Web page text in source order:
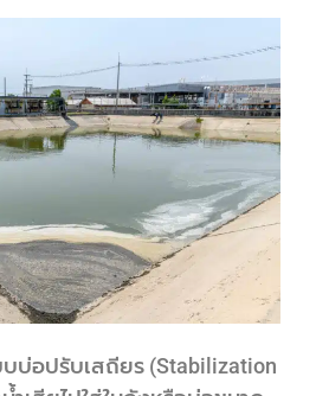
บ่อปรับเสถียร (Stabilization